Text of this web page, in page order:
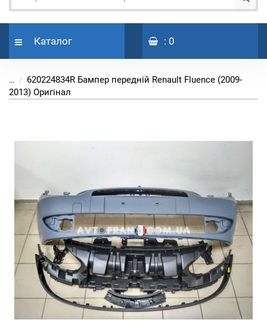
Каталог : 0
...
620224834R Бампер передній Renault Fluence (2009-
2013) Оригінал